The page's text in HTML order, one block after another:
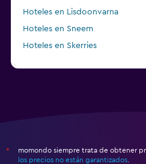
Hoteles en Lisdoonvarna
Hoteles en Sneem
Hoteles en Skerries
*
momondo siempre trata de obtener
los precios no están garantizados